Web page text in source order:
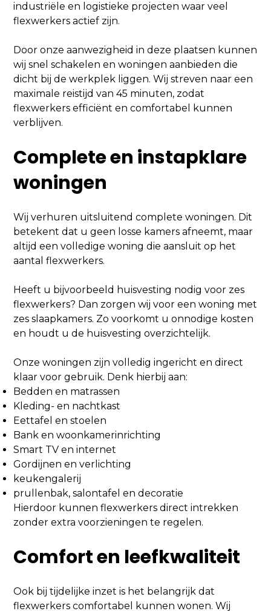
industriële en logistieke projecten waar veel
flexwerkers actief zijn.
Door onze aanwezigheid in deze plaatsen kunnen
wij snel schakelen en woningen aanbieden die
dicht bij de werkplek liggen. Wij streven naar een
maximale reistijd van 45 minuten, zodat
flexwerkers efficiënt en comfortabel kunnen
verblijven.
Complete en instapklare
woningen
Wij verhuren uitsluitend complete woningen. Dit
betekent dat u geen losse kamers afneemt, maar
altijd een volledige woning die aansluit op het
aantal flexwerkers.
Heeft u bijvoorbeeld huisvesting nodig voor zes
flexwerkers? Dan zorgen wij voor een woning met
zes slaapkamers. Zo voorkomt u onnodige kosten
en houdt u de huisvesting overzichtelijk.
Onze woningen zijn volledig ingericht en direct
klaar voor gebruik. Denk hierbij aan:
Bedden en matrassen
Kleding- en nachtkast
Eettafel en stoelen
Bank en woonkamerinrichting
Smart TV en internet
Gordijnen en verlichting
keukengalerij
prullenbak, salontafel en decoratie
Hierdoor kunnen flexwerkers direct intrekken
zonder extra voorzieningen te regelen.
Comfort en leefkwaliteit
Ook bij tijdelijke inzet is het belangrijk dat
flexwerkers comfortabel kunnen wonen. Wij